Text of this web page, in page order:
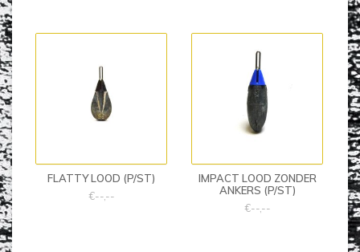
FLATTY LOOD (P/ST)
€--,--
IMPACT LOOD ZONDER
ANKERS (P/ST)
€--,--